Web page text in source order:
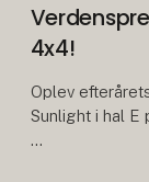
4x4!
Oplev
Sunlight i hal E